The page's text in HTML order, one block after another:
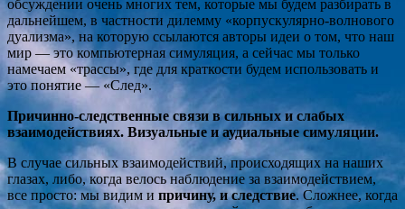
обсуждении очень многих тем, которые мы будем разбирать в
дальнейшем, в частности дилемму «корпускулярно-волнового
дуализма», на которую ссылаются авторы идеи о том, что наш
мир — это компьютерная симуляция, а сейчас мы только
намечаем «трассы», где для краткости будем использовать и
это понятие — «След».
Причинно-следственные связи в сильных и слабых
взаимодействиях. Визуальные и аудиальные симуляции.
В случае сильных взаимодействий, происходящих на наших
глазах, либо, когда велось наблюдение за взаимодействием,
все просто: мы видим и причину, и следствие. Сложнее, когда